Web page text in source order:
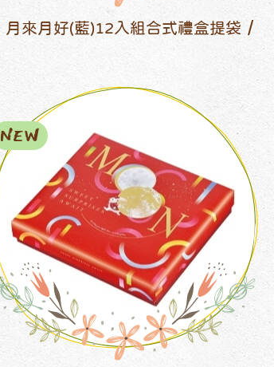
月來月好(藍)12入組合式禮盒提袋
NEW